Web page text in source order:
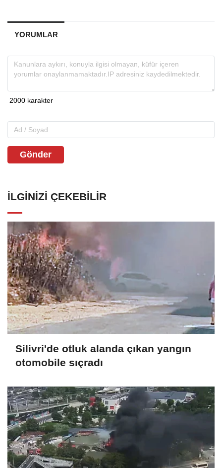
YORUMLAR
Gönder
İLGINIZI ÇEKEBILIR
Silivri'de otluk alanda çıkan yangın
otomobile sıçradı